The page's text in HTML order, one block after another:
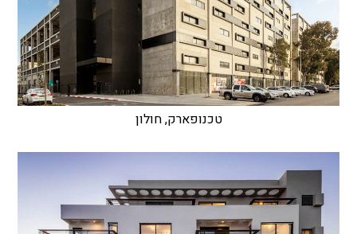
טכנופארק, חולון